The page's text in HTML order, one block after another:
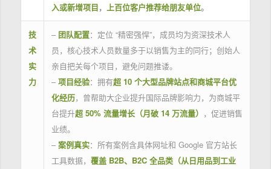
入或新增项目， 上百位客户推荐给朋友单位。
技
术
实
力
– 团队配置：定位 “精密强悍”，成员均为资深技术人
员，核心技术人员数量多于以销售为主的同行；创始人
亲自把关每个项目，避免问题推诿。
– 项目经验：拥有超 10 个大型品牌站点和商城平台优
化经历，曾帮助大企业提升国际品牌影响力，为商城平
台提升超 50% 流量增长（月破 14 万流量） ，促进销售
业绩。
– 案例真实：所有案例含具体网址和 Google 官方站长
工具数据， 覆盖 B2B、B2C 全品类（从日用品到工业